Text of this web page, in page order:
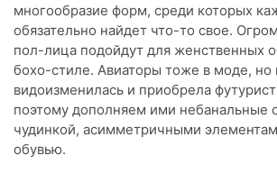
многообразие форм, среди которых
обязательно найдет что-то свое.
пол-лица подойдут для женственных
бохо-стиле. Авиаторы тоже в моде, но
видоизменилась и приобрела
поэтому дополняем ими небанальные
чудинкой, асимметричными
обувью.